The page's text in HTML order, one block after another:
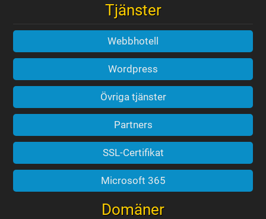
Tjänster
Webbhotell
Wordpress
Övriga tjänster
Partners
SSL-Certifikat
Microsoft 365
Domäner